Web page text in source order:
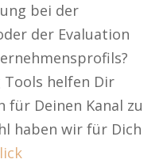
bei der
der Evaluation
helfen Dir
für Deinen Kanal zu
haben wir für Dich